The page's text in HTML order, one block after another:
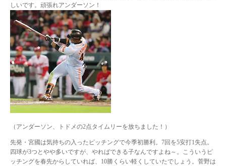
しいです。頑張れアンダーソン！
（アンダーソン、トドメの2点タイムリーを放ちました！）
先発・宮國は気持ちの入ったピッチングで今季初勝利。7回を5安打1失点。
四球が3つとやや多いですが、やればできる子なんですよね～。こういうピ
ッチングを春先からしていれば、10勝くらい軽くしていたでしょう。菅野は